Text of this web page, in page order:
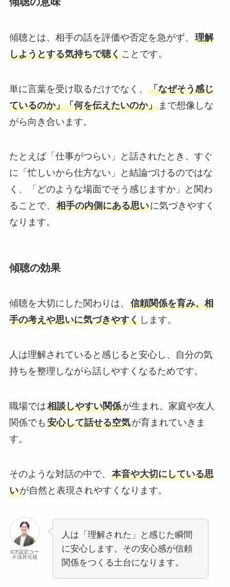
傾聴とは、相手の話を評価や否定を急がず、 理解
しようとする気持ちで聴くことです。
単に言葉を受け取るだけでなく、 「なぜそう感じ
ているのか」「何を伝えたいのか」まで想像しな
がら向き合います。
たとえば「仕事がつらい」と話されたとき、すぐ
に「忙しいから仕方ない」と結論づけるのではな
く、「どのような場面でそう感じますか」と関わ
ることで、 相手の内側にある思いに気づきやすく
なります。
傾聴の効果
傾聴を大切にした関わりは、 信頼関係を育み、相
手の考えや思いに気づきやすくします。
人は理解されていると感じると安心し、自分の気
持ちを整理しながら話しやすくなるためです。
職場では相談しやすい関係が生まれ、家庭や友人
関係でも 安心して話せる空気が育まれていきま
す。
そのような対話の中で、 本音や大切にしている思
いが自然と表現されやすくなります。
ICF認定コー
チ浅井元規
人は「理解された」と感じた瞬間
に安心します。その安心感が信頼
関係をつくる土台になります。